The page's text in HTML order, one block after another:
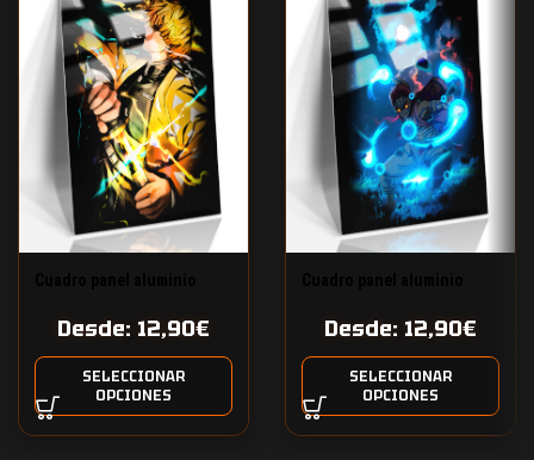
trueno
Desde: 12,90€
SELECCIONAR
OPCIONES
AkazaDesde: 12,90€
SELECCIONAR
OPCIONES